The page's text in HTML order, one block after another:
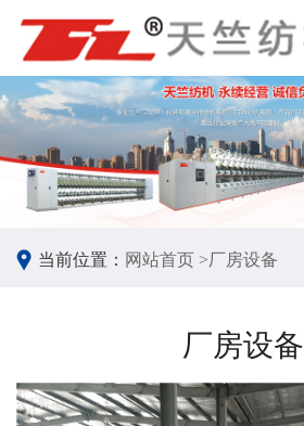
当前位置： 网站首页 >厂房设备
厂房设备